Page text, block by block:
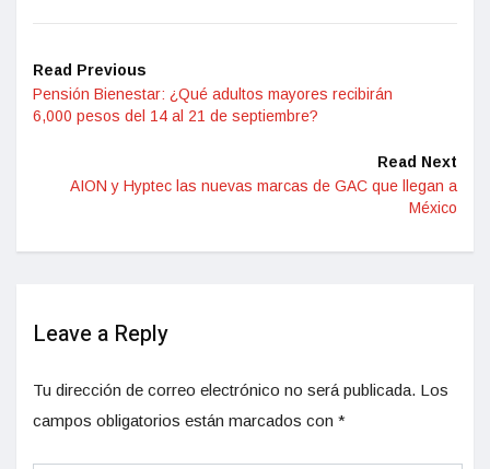
Read Previous
Pensión Bienestar: ¿Qué adultos mayores recibirán
6,000 pesos del 14 al 21 de septiembre?
Read Next
AION y Hyptec las nuevas marcas de GAC que llegan a
México
Leave a Reply
Tu dirección de correo electrónico no será publicada. Los
campos obligatorios están marcados con *